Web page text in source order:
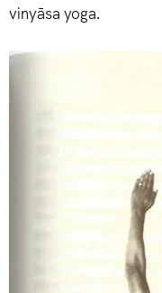
vinyāsa yoga.